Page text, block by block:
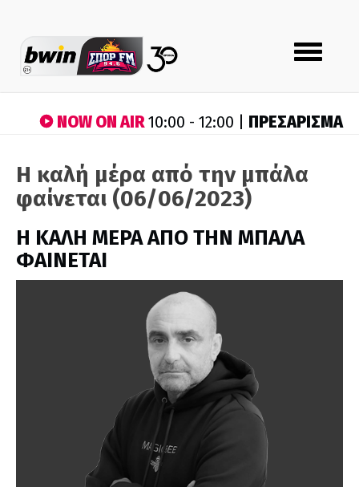
Toggle
navigation
NOW ON AIR10:00 - 12:00 | ΠΡΕΣΑΡΙΣΜΑ
Η καλή μέρα από την μπάλα
φαίνεται (06/06/2023)
H ΚΑΛΗ ΜΕΡΑ ΑΠΟ ΤΗΝ ΜΠΑΛΑ
ΦΑΙΝΕΤΑΙ